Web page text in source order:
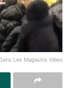
Les Magasins Video